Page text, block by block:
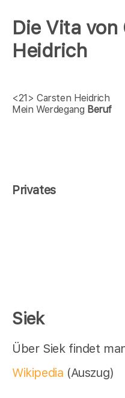
Die Vita von
Heidrich
<21> Carsten Heidrich
Mein Werdegang Beruf
Privates
Siek
Über Siek findet
Wikipedia (Auszug)